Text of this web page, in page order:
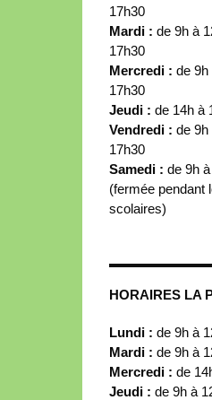
17h30
Mardi : de 9h à
17h30
Mercredi : de 9h
17h30
Jeudi : de 14h à
Vendredi : de 9h
17h30
Samedi : de 9h
(fermée pendant
scolaires)
HORAIRES LA
Lundi : de 9h à
Mardi : de 9h à
Mercredi : de
Jeudi : de 9h à